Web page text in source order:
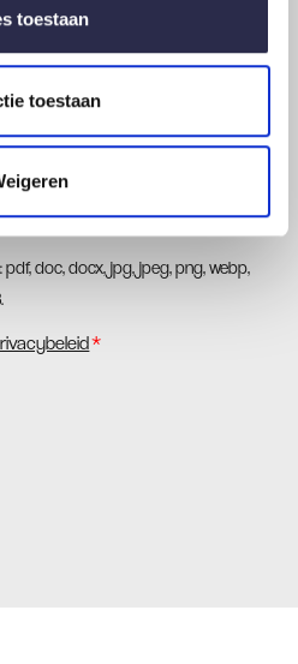
toestaan
toestaan
doc, docx, jpg, jpeg, png, webp,
*